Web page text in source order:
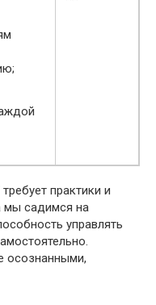
практики и
мы садимся на
управлять
осознанными,